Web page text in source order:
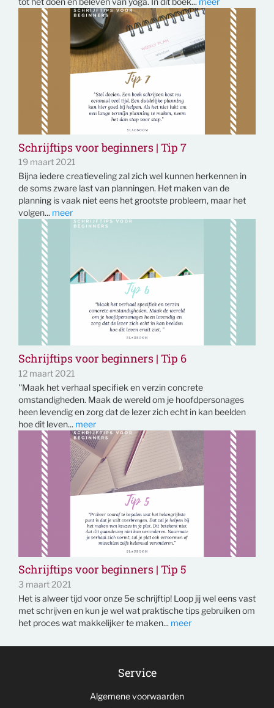
Schrijftips voor beginners | Tip 7
19 maart 2021
Bijna iedere creatieveling zal zich wel kunnen herkennen in
de soms zware last van planningen. Het maken van de
planning is vaak niet eens het grootste probleem, maar het
volgen... meer
Schrijftips voor beginners | Tip 6
12 maart 2021
''Maak het verhaal specifiek en verzin concrete
omstandigheden. Maak de wereld om je hoofdpersonages
heen levendig en zorg dat de lezer zich echt in kan beelden
hoe dit leven... meer
Schrijftips voor beginners | Tip 5
3 maart 2021
Het is alweer tijd voor onze 5e schrijftip! Loop jij wel eens vast
met schrijven en kun je wel wat praktische tips gebruiken om
het proces wat makkelijker te maken... meer
Service
Algemene voorwaarden